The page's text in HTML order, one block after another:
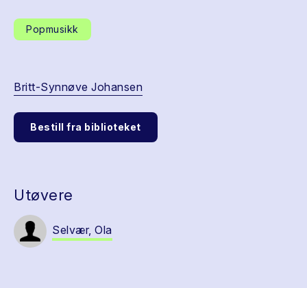
Popmusikk
Britt-Synnøve Johansen
Bestill fra biblioteket
Utøvere
Selvær, Ola